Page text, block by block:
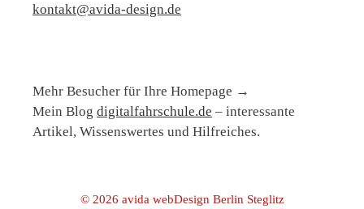
kontakt@avida-design.de
Mehr Besucher für Ihre Homepage →
Mein Blog digitalfahrschule.de – interessante
Artikel, Wissenswertes und Hilfreiches.
© 2026 avida webDesign Berlin Steglitz